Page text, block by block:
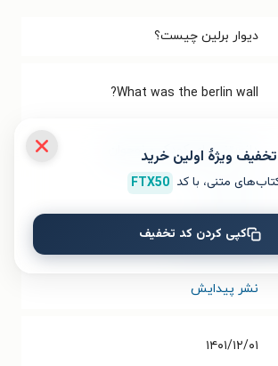
دیوار برلین چیست؟
What was the berlin wall?
دانستنی‌های کودک و نوجوان
محمود مزینانی
نشر پیدایش
۱۴۰۱/۱۲/۰۱
متنی، با کد FTX50
کپی کردن کد تخفیف